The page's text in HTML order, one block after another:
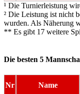
¹ Die Turnierleistung
² Die Leistung ist nicht
wurden. Als Näherung
** Es gibt 17 weitere
Die besten 5
Nr Name